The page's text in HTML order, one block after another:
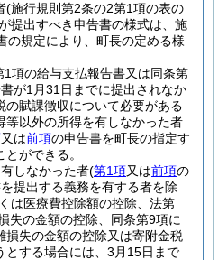
(施行規則第2条の2第1項の表の
提出すべき申告書の様式は、施
の規定により、町長の定める様
項の給与支払報告書又は同条第
が1月31日までに提出されなか
の賦課徴収について必要がある
等以外の所得を有しなかった者
又は前項の申告書を町長の指定す
ができる。
しなかった者(第1項又は前項の
提出する義務を有する者を除
は医療費控除額の控除、法第
失の金額の控除、同条第9項に
損失の金額の控除又は寄附金税
とする場合には、3月15日まで